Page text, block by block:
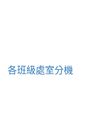
各班級處室分機